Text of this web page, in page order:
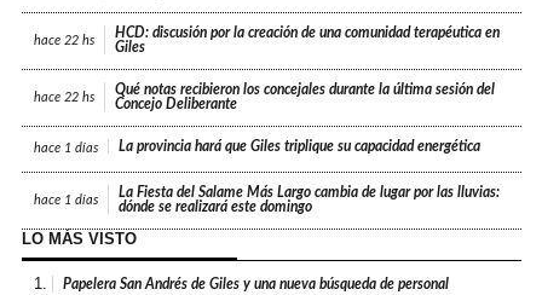
hace 22 hs
HCD: discusión por la creación de una comunidad terapéutica en
Giles
hace 22 hs
Qué notas recibieron los concejales durante la última sesión del
Concejo Deliberante
hace 1 días La provincia hará que Giles triplique su capacidad energética
hace 1 días
La Fiesta del Salame Más Largo cambia de lugar por las lluvias:
dónde se realizará este domingo
LO MÁS VISTO
1. Papelera San Andrés de Giles y una nueva búsqueda de personal